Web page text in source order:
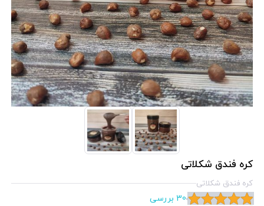
کره فندق شکلاتی
کره فندق شکلاتی
30 بررسی